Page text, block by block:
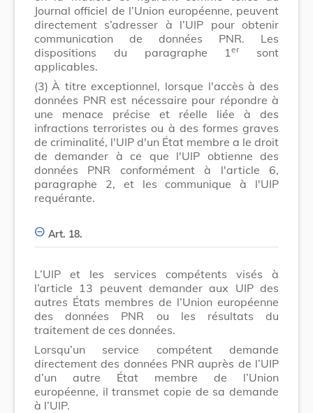
Journal officiel de l’Union européenne, peuvent
directement s’adresser à l’UIP pour obtenir
communication de données PNR. Les
dispositions du paragraphe 1ersont
applicables.
(3) À titre exceptionnel, lorsque l'accès à des
données PNR est nécessaire pour répondre à
une menace précise et réelle liée à des
infractions terroristes ou à des formes graves
de criminalité, l'UIP d'un État membre a le droit
de demander à ce que l'UIP obtienne des
données PNR conformément à l'article 6,
paragraphe 2, et les communique à l'UIP
requérante.
Art. 18.
L’UIP et les services compétents visés à
l’article 13 peuvent demander aux UIP des
autres États membres de l’Union européenne
des données PNR ou les résultats du
traitement de ces données.
Lorsqu’un service compétent demande
directement des données PNR auprès de l’UIP
d’un autre État membre de l’Union
européenne, il transmet copie de sa demande
à l’UIP.